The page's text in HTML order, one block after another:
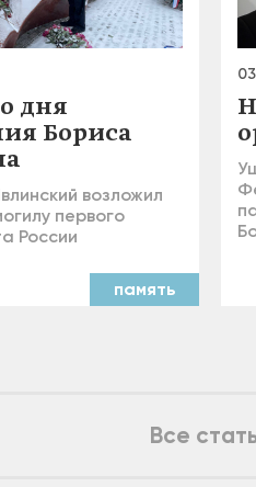
дня
Бориса
возложил
первого
России
память
Все